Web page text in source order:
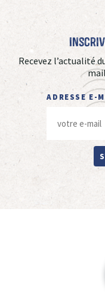
Recevez l’actualité
ADRESSE E-